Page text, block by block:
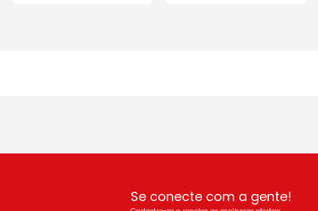
Se conecte com a gente!